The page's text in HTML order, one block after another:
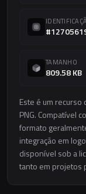
TAMANHO
809.58 KB
Este é um
PNG. Compatível
formato
integração em
disponível sob a
tanto em projetos